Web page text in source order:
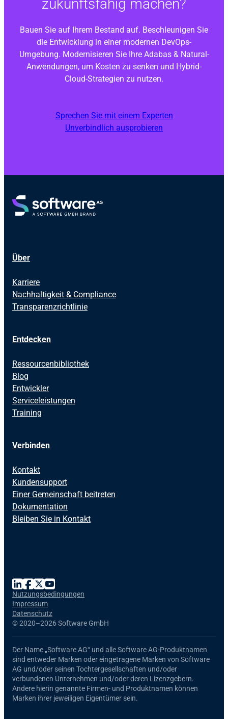
zukunftsfähig machen?
Bauen Sie auf Ihrem Bestand auf. Beschleunigen Sie
die Entwicklung in einer modernen DevOps-
Umgebung. Modernisieren Sie Ihre Adabas & Natural-
Anwendungen, um Kosten zu senken und Hybrid-
Cloud-Strategien zu nutzen.
Sprechen Sie mit einem Experten
Unverbindlich ausprobieren
Über
Karriere
Nachhaltigkeit & Compliance
Transparenzrichtlinie
Entdecken
Ressourcenbibliothek
Blog
Entwickler
Serviceleistungen
Training
Verbinden
Kontakt
Kundensupport
Einer Gemeinschaft beitreten
Dokumentation
Bleiben Sie in Kontakt
©2020–2026 Software GmbH
Nutzungsbedingungen
Impressum
Datenschutz
Der Name „Software AG“ und alleSoftware AG-Produktnamen
sind entweder Marken oder eingetragene Marken von Software
AG und/oder seinen Tochtergesellschaften und/oder
verbundenen Unternehmen und/oder deren Lizenzgebern.
Andere hierin genannte Firmen- und Produktnamen können
Marken ihrer jeweiligen Eigentümer sein.